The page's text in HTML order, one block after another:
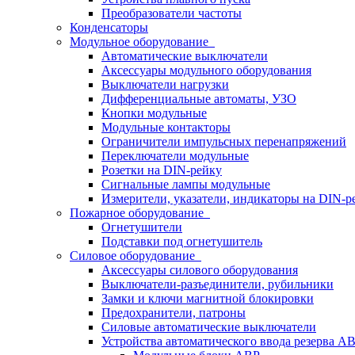
Преобразователи частоты
Конденсаторы
Модульное оборудование
Автоматические выключатели
Аксессуары модульного оборудования
Выключатели нагрузки
Дифференциальные автоматы, УЗО
Кнопки модульные
Модульные контакторы
Ограничители импульсных перенапряжений
Переключатели модульные
Розетки на DIN-рейку
Сигнальные лампы модульные
Измерители, указатели, индикаторы на DIN-
Пожарное оборудование
Огнетушители
Подставки под огнетушитель
Силовое оборудование
Аксессуары силового оборудования
Выключатели-разъединители, рубильники
Замки и ключи магнитной блокировки
Предохранители, патроны
Силовые автоматические выключатели
Устройства автоматического ввода резерва